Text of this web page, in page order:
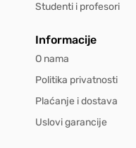
Studenti i profesori
Informacije
O nama
Politika privatnosti
Plaćanje i dostava
Uslovi garancije